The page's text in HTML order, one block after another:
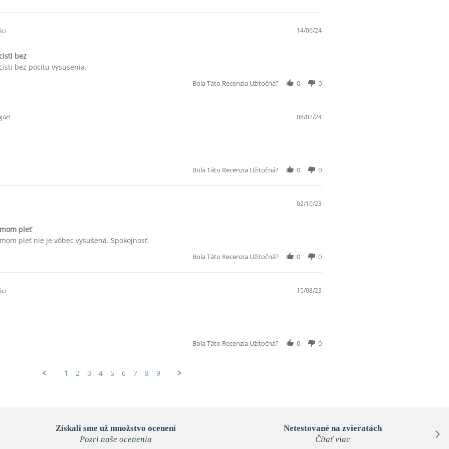
14/06/24
bez
bez pocitu vysusenia.
Bola Táto Recenzia Užitočná? 0 0
08/02/24
Bola Táto Recenzia Užitočná? 0 0
02/10/23
pleť
pleť nie je vôbec vysušená. Spokojnosť.
Bola Táto Recenzia Užitočná? 0 0
15/08/23
Bola Táto Recenzia Užitočná? 0 0
1 2 3 4 5 6 7 8 9
Získali sme už množstvo ocenení
Pozri naše ocenenia
Netestované na zvieratách
Čítať viac